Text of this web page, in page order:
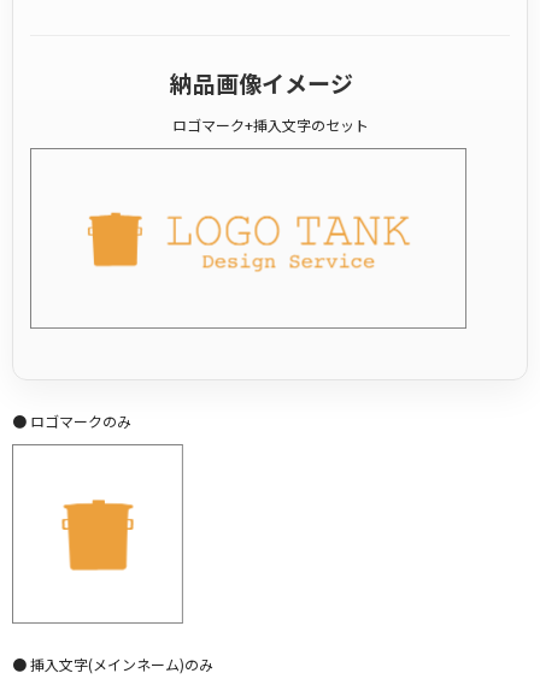
納品画像イメージ
ロゴマーク+挿入文字のセット
● ロゴマークのみ
● 挿入文字(メインネーム)のみ